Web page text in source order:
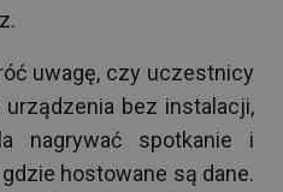
uwagę, czy uczestnicy
bez instalacji,
nagrywać spotkanie i
hostowane są dane.